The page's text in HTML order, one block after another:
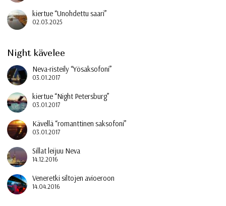
kiertue “Unohdettu saari”
02.03.2025
Night kävelee
Neva-risteily “Yösaksofoni”
03.01.2017
kiertue “Night Petersburg”
03.01.2017
Kävellä “romanttinen saksofoni”
03.01.2017
Sillat leijuu Neva
14.12.2016
Veneretki siltojen avioeroon
14.04.2016